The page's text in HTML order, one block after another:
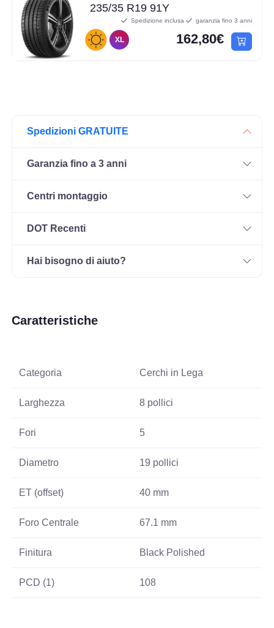
235/35 R19 91Y
XL
Spedizione inclusa garanzia fino 3 anni
162,80€
Spedizioni GRATUITE
Garanzia fino a 3 anni
Centri montaggio
DOT Recenti
Hai bisogno di aiuto?
Caratteristiche
Categoria Cerchi in Lega
Larghezza 8 pollici
Fori 5
Diametro 19 pollici
ET (offset) 40 mm
Foro Centrale 67.1 mm
Finitura Black Polished
PCD (1) 108